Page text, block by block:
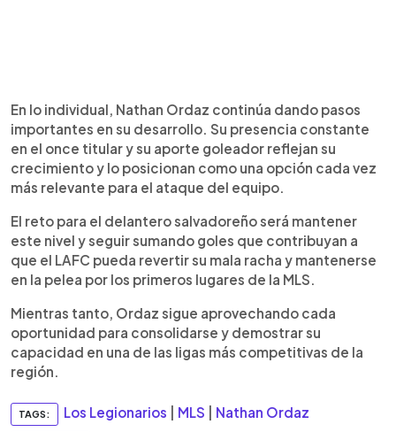
En lo individual, Nathan Ordaz continúa dando pasos
importantes en su desarrollo. Su presencia constante
en el once titular y su aporte goleador reflejan su
crecimiento y lo posicionan como una opción cada vez
más relevante para el ataque del equipo.
El reto para el delantero salvadoreño será mantener
este nivel y seguir sumando goles que contribuyan a
que el LAFC pueda revertir su mala racha y mantenerse
en la pelea por los primeros lugares de la MLS.
Mientras tanto, Ordaz sigue aprovechando cada
oportunidad para consolidarse y demostrar su
capacidad en una de las ligas más competitivas de la
región.
TAGS: Los Legionarios MLS Nathan Ordaz